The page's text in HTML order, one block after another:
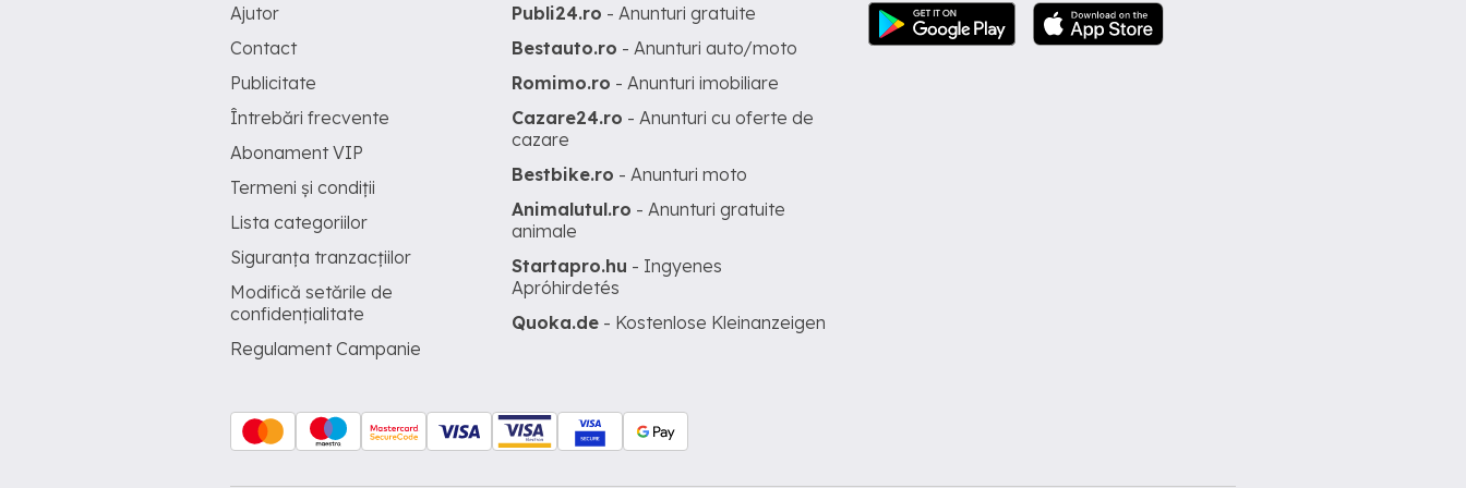
Ajutor
Contact
Publicitate
Întrebări frecvente
Abonament VIP
Termeni și condiții
Lista categoriilor
Siguranța tranzacțiilor
Modifică setările de
confidențialitate
Regulament Campanie
Publi24.ro - Anunturi gratuite
Bestauto.ro - Anunturi auto/moto
Romimo.ro - Anunturi imobiliare
Cazare24.ro - Anunturi cu oferte de
cazare
Bestbike.ro - Anunturi moto
Animalutul.ro - Anunturi gratuite
animale
Startapro.hu - Ingyenes
Apróhirdetés
Quoka.de - Kostenlose Kleinanzeigen